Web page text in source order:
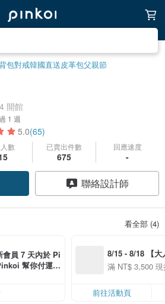
包對戒韓國直送皮革包父親節
開館
1 週
5.0(65)
數 已賣出件數
675
回應速度
-
聯絡設計師
看全部 (4)
會員 7 天內於 Pi
幫你付運
8/15 - 8/18 【大
季】滿
50
滿 NT$ 3,500
前往活動頁